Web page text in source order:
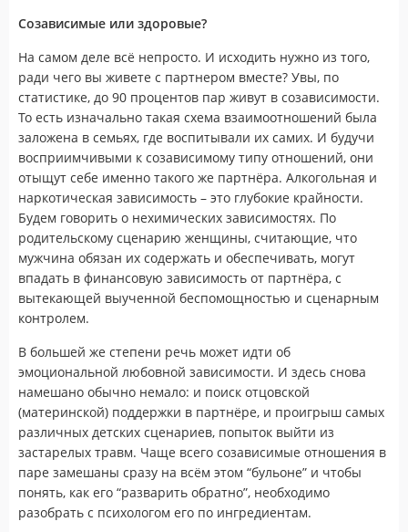
Созависимые или здоровые?
На самом деле всё непросто. И исходить нужно из того,
ради чего вы живете с партнером вместе? Увы, по
статистике, до 90 процентов пар живут в созависимости.
То есть изначально такая схема взаимоотношений была
заложена в семьях, где воспитывали их самих. И будучи
восприимчивыми к созависимому типу отношений, они
отыщут себе именно такого же партнёра. Алкогольная и
наркотическая зависимость – это глубокие крайности.
Будем говорить о нехимических зависимостях. По
родительскому сценарию женщины, считающие, что
мужчина обязан их содержать и обеспечивать, могут
впадать в финансовую зависимость от партнёра, с
вытекающей выученной беспомощностью и сценарным
контролем.
В большей же степени речь может идти об
эмоциональной любовной зависимости. И здесь снова
намешано обычно немало: и поиск отцовской
(материнской) поддержки в партнёре, и проигрыш самых
различных детских сценариев, попыток выйти из
застарелых травм. Чаще всего созависимые отношения в
паре замешаны сразу на всём этом “бульоне” и чтобы
понять, как его “разварить обратно”, необходимо
разобрать с психологом его по ингредиентам.